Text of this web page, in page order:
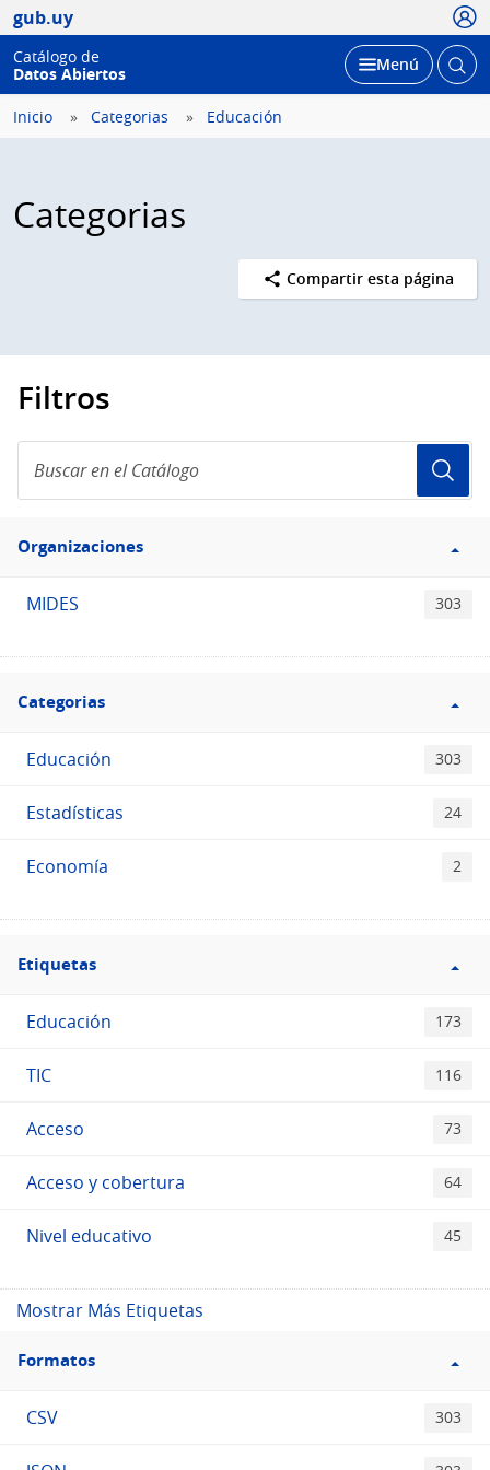
gub.uy
Catálogo de
Datos Abiertos
Desplegar
Menú Abrir
Inicio Categorias Educación
Categorias
Compartir esta página
Filtros
en
el
Filtro
Organizaciones
Organizaciones
MIDES 303
Filtro
Categorias
Categorias
Educación 303
Estadísticas 24
Economía 2
Filtro
Etiquetas
Etiquetas
Educación 173
TIC 116
Acceso 73
Acceso y cobertura 64
Nivel educativo 45
Mostrar Más Etiquetas
Filtro
Formatos
Formatos
CSV 303